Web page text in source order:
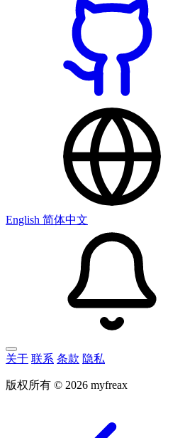
English 简体中文
关于 联系 条款 隐私
版权所有 © 2026 myfreax